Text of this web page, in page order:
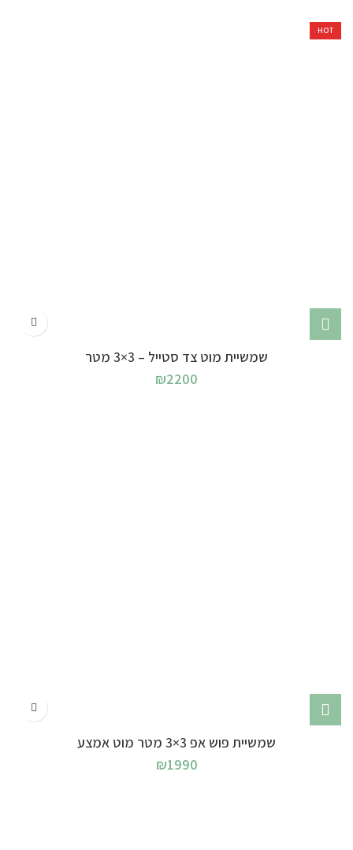
HOT
שמשיית מוט צד סטייל – 3×3 מטר
₪2200
שמשיית פוש אפ 3×3 מטר מוט אמצע
₪1990